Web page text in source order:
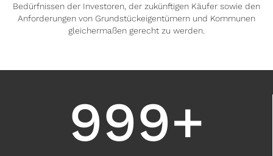
Bedürfnissen der Investoren, der zukünftigen Käufer sowie den
Anforderungen von Grundstückeigentümern und Kommunen
gleichermaßen gerecht zu werden.
999+